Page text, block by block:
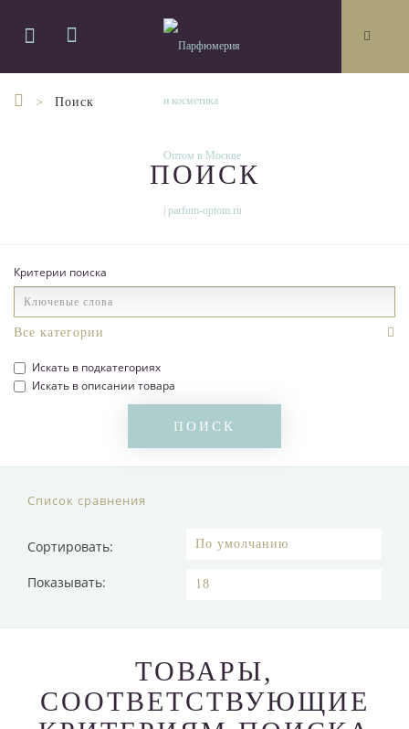
Поиск
ПОИСК
Критерии поиска
Искать в подкатегориях
Искать в описании товара
Список сравнения
Сортировать:
Показывать:
ТОВАРЫ,
СООТВЕТСТВУЮЩИЕ